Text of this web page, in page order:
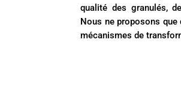
qualité des granulés,
Nous ne proposons que
mécanismes de